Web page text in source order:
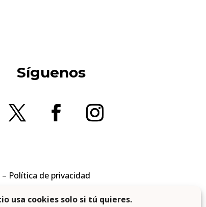
Síguenos
– Política de privacidad